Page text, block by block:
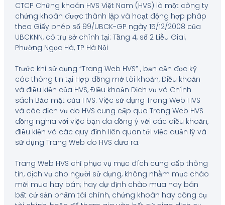
CTCP Chứng khoán HVS Việt Nam (HVS) là một công ty
chứng khoán được thành lập và hoạt động hợp pháp
theo Giấy phép số 99/UBCK-GP ngày 15/12/2008 của
UBCKNN, có trụ sở chính tại: Tầng 4, số 2 Liễu Giai,
Phường Ngọc Hà, TP Hà Nội
Trước khi sử dụng “Trang Web HVS” , bạn cần đọc kỹ
các thông tin tại Hợp đồng mở tài khoản, Điều khoản
và điều kiện của HVS, Điều khoản Dịch vụ và Chính
sách Bảo mật của HVS. Việc sử dụng Trang Web HVS
và các dịch vụ do HVS cung cấp qua Trang Web HVS
đồng nghĩa với việc bạn đã đồng ý với các điều khoản,
điều kiện và các quy định liên quan tới việc quản lý và
sử dụng Trang Web do HVS đưa ra.
Trang Web HVS chỉ phục vụ mục đích cung cấp thông
tin, dịch vụ cho người sử dụng, không nhằm mục chào
mời mua hay bán; hay dự định chào mua hay bán
bất cứ sản phẩm tài chính, chứng khoán hay công cụ